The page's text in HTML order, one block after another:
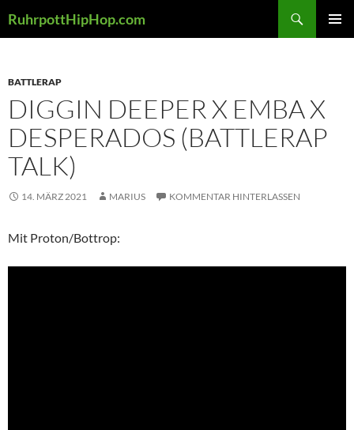
Inhalt
RuhrpottHipHop.com
BATTLERAP
DIGGIN DEEPER X EMBA X
DESPERADOS (BATTLERAP
TALK)
14. MÄRZ 2021 MARIUS KOMMENTAR HINTERLASSEN
Mit Proton/Bottrop: